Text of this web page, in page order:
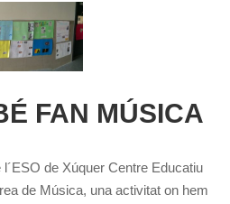
FAN MÚSICA
de Xúquer Centre Educatiu
de Música, una activitat on hem